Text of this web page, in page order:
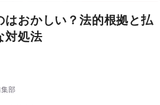
はおかしい？法的根拠と払
対処法
部